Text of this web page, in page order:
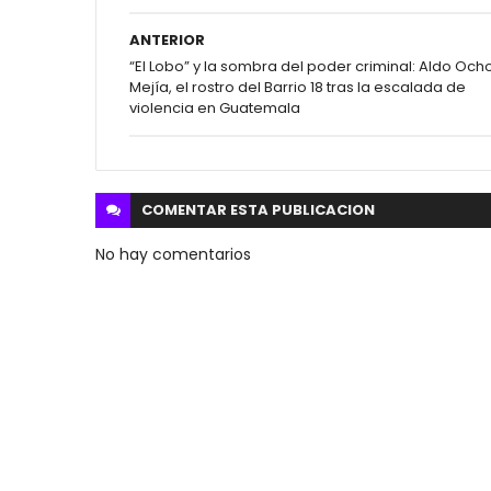
ANTERIOR
“El Lobo” y la sombra del poder criminal: Aldo
Mejía, el rostro del Barrio 18 tras la escalada de
violencia en Guatemala
COMENTAR ESTA PUBLICACION
No hay comentarios